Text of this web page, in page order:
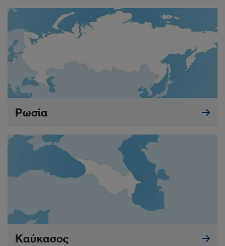
Ρωσία
Καύκασος